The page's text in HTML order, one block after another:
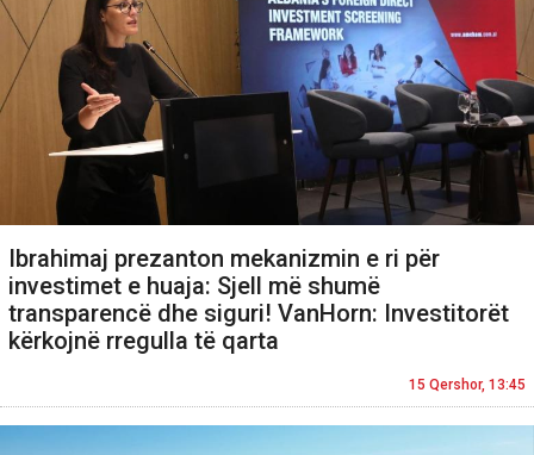
Ibrahimaj prezanton mekanizmin e ri për
investimet e huaja: Sjell më shumë
transparencë dhe siguri! VanHorn: Investitorët
kërkojnë rregulla të qarta
15 Qershor, 13:45